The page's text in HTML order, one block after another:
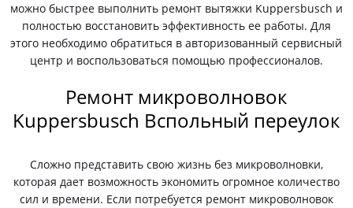
можно быстрее выполнить ремонт вытяжки Kuppersbusch и
полностью восстановить эффективность ее работы. Для
этого необходимо обратиться в авторизованный сервисный
центр и воспользоваться помощью профессионалов.
Ремонт микроволновок
Kuppersbusch Вспольный переулок
Сложно представить свою жизнь без микроволновки,
которая дает возможность экономить огромное количество
сил и времени. Если потребуется ремонт микроволновок